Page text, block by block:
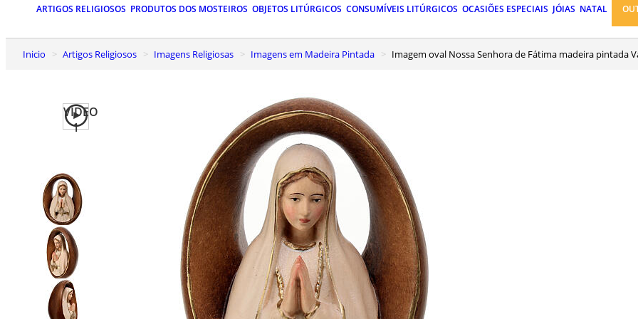
ARTIGOS RELIGIOSOS PRODUTOS DOS MOSTEIROS OBJETOS LITÚRGICOS CONSUMÍVEIS LITÚRGICOS OCASIÕES ESPECIAIS JÓIAS NATAL
Inicio Artigos Religiosos Imagens Religiosas Imagens em Madeira Pintada Imagem oval Nossa Senhora de Fátima madeira pintada
VIDEO
1